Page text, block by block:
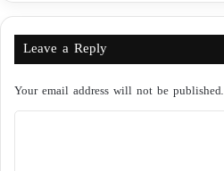
Leave a Reply
Your email address will not be published.